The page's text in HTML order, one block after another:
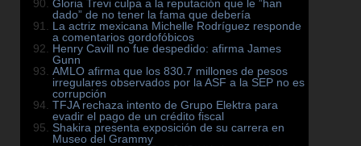
Gloria Trevi culpa a la reputación que le ”han
dado” de no tener la fama que debería
La actriz mexicana Michelle Rodríguez responde
a comentarios gordofóbicos
Henry Cavill no fue despedido: afirma James
Gunn
AMLO afirma que los 830.7 millones de pesos
irregulares observados por la ASF a la SEP no es
corrupción
TFJA rechaza intento de Grupo Elektra para
evadir el pago de un crédito fiscal
Shakira presenta exposición de su carrera en
Museo del Grammy